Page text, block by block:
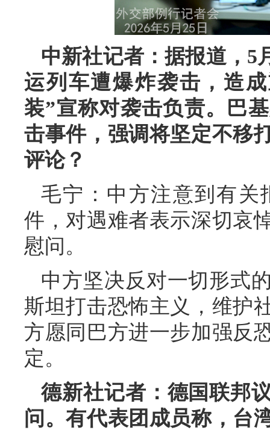
中新社记者：据报道，5
运列车遭爆炸袭击，造
装”宣称对袭击负责。巴
击事件，强调将坚定不移
评论？
毛宁：中方注意到有关
件，对遇难者表示深切哀
慰问。
中方坚决反对一切形式
斯坦打击恐怖主义，维护
方愿同巴方进一步加强反
定。
德新社记者：德国联邦
问。有代表团成员称，台